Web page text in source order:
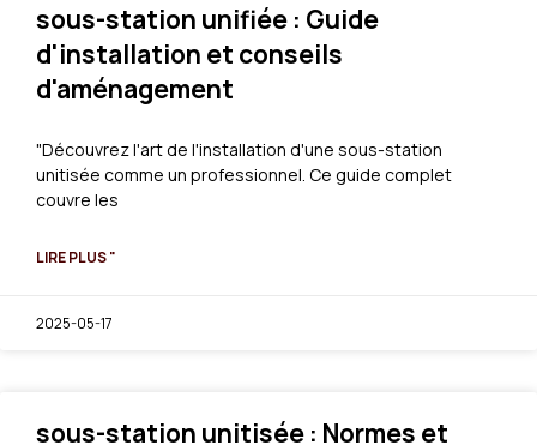
sous-station unifiée : Guide
d'installation et conseils
d'aménagement
"Découvrez l'art de l'installation d'une sous-station
unitisée comme un professionnel. Ce guide complet
couvre les
LIRE PLUS "
2025-05-17
sous-station unitisée : Normes et